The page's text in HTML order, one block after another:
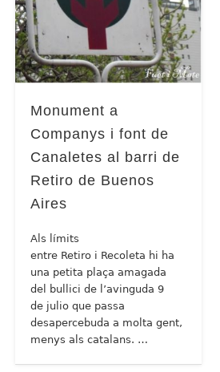
Monument a
Companys i font de
Canaletes al barri de
Retiro de Buenos
Aires
Als límits
entre Retiro i Recoleta hi ha
una petita plaça amagada
del bullici de l’avinguda 9
de julio que passa
desapercebuda a molta gent,
menys als catalans. …